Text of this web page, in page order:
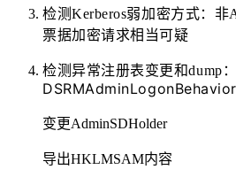
检测Kerberos弱加密方式：非
票据加密请求相当可疑
检测异常注册表变更和dump：
DSRMAdminLogonBehavior
变更AdminSDHolder
导出HKLMSAM内容